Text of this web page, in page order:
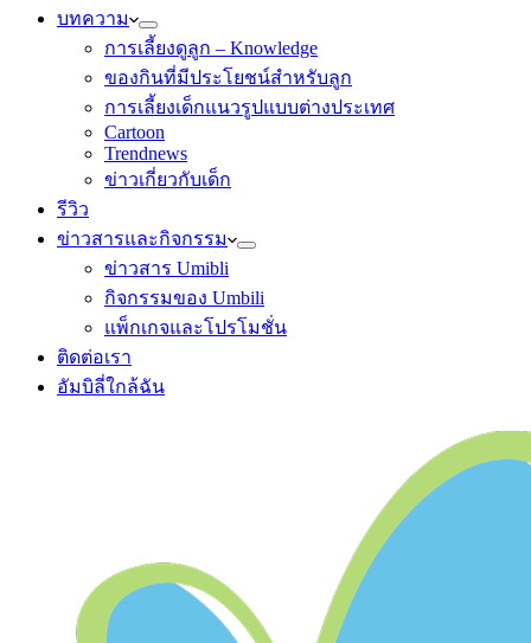
บทความ
การเลี้ยงดูลูก – Knowledge
ของกินที่มีประโยชน์สำหรับลูก
การเลี้ยงเด็กแนวรูปแบบต่างประเทศ
Cartoon
Trendnews
ข่าวเกี่ยวกับเด็ก
รีวิว
ข่าวสารและกิจกรรม
ข่าวสาร Umibli
กิจกรรมของ Umbili
แพ็กเกจและโปรโมชั่น
ติดต่อเรา
อัมบิลี่ใกล้ฉัน